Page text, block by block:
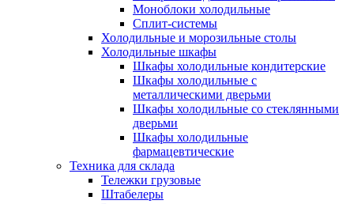
Моноблоки холодильные
Сплит-системы
Холодильные и морозильные столы
Холодильные шкафы
Шкафы холодильные кондитерские
Шкафы холодильные с
металлическими дверьми
Шкафы холодильные со стеклянными
дверьми
Шкафы холодильные
фармацевтические
Техника для склада
Тележки грузовые
Штабелеры